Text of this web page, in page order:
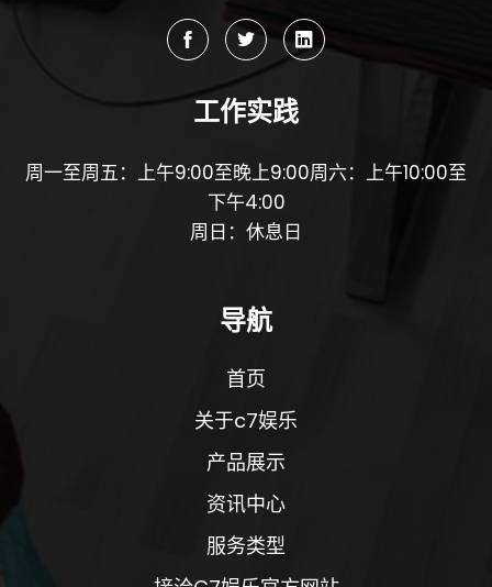
工作实践
周一至周五：上午9:00至晚上9:00周六：上午10:00至
下午4:00
周日：休息日
导航
首页
关于c7娱乐
产品展示
资讯中心
服务类型